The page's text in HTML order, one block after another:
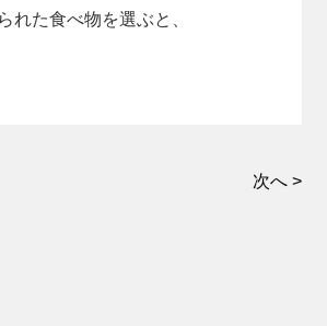
た食べ物を選ぶと、
次へ >